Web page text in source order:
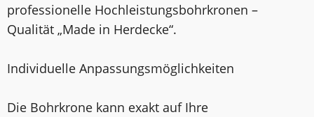
professionelle Hochleistungsbohrkronen –
Qualität „Made in Herdecke“.
Individuelle Anpassungsmöglichkeiten
Die Bohrkrone kann exakt auf Ihre